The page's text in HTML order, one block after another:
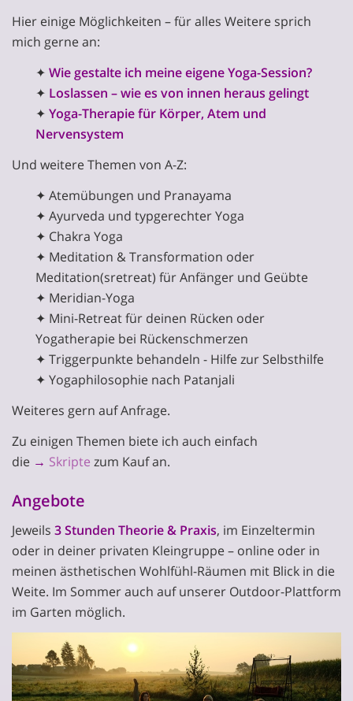
Hier einige Möglichkeiten – für alles Weitere sprich
mich gerne an:
✦ Wie gestalte ich meine eigene Yoga-Session?
✦ Loslassen – wie es von innen heraus gelingt
✦ Yoga-Therapie für Körper, Atem und
Nervensystem
Und weitere Themen von A-Z:
✦ Atemübungen und Pranayama
✦ Ayurveda und typgerechter Yoga
✦ Chakra Yoga
✦ Meditation & Transformation oder
Meditation(sretreat) für Anfänger und Geübte
✦ Meridian-Yoga
✦ Mini-Retreat für deinen Rücken oder
Yogatherapie bei Rückenschmerzen
✦ Triggerpunkte behandeln - Hilfe zur Selbsthilfe
✦ Yogaphilosophie nach Patanjali
Weiteres gern auf Anfrage.
Zu einigen Themen biete ich auch einfach
die → Skripte zum Kauf an.
Angebote
Jeweils 3 Stunden Theorie & Praxis, im Einzeltermin
oder in deiner privaten Kleingruppe – online oder in
meinen ästhetischen Wohlfühl-Räumen mit Blick in die
Weite. Im Sommer auch auf unserer Outdoor-Plattform
im Garten möglich.